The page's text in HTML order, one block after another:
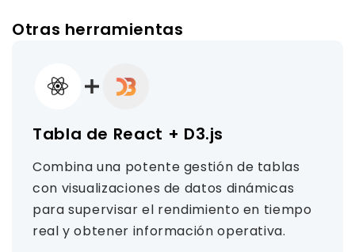
Otras herramientas
Tabla de React + D3.js
Combina una potente gestión de tablas
con visualizaciones de datos dinámicas
para supervisar el rendimiento en tiempo
real y obtener información operativa.